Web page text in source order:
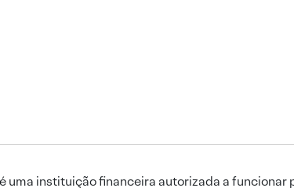
instituição financeira autorizada a funcionar